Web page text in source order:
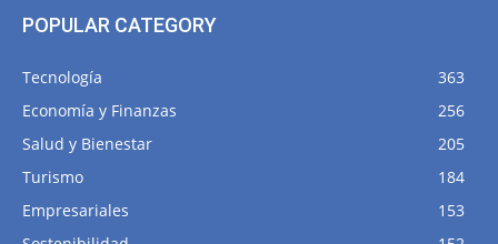
POPULAR CATEGORY
Tecnología
363
Economía y Finanzas
256
Salud y Bienestar
205
Turismo
184
Empresariales
153